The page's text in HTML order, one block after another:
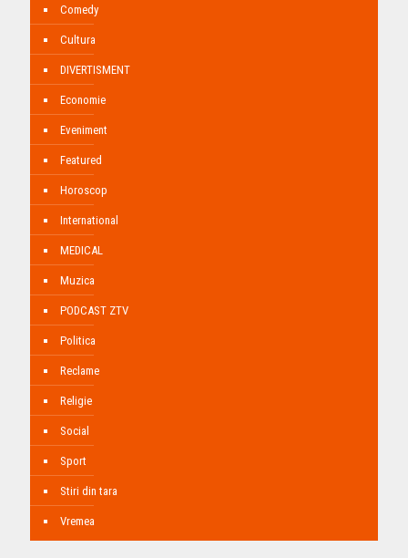
Comedy
Cultura
DIVERTISMENT
Economie
Eveniment
Featured
Horoscop
International
MEDICAL
Muzica
PODCAST ZTV
Politica
Reclame
Religie
Social
Sport
Stiri din tara
Vremea